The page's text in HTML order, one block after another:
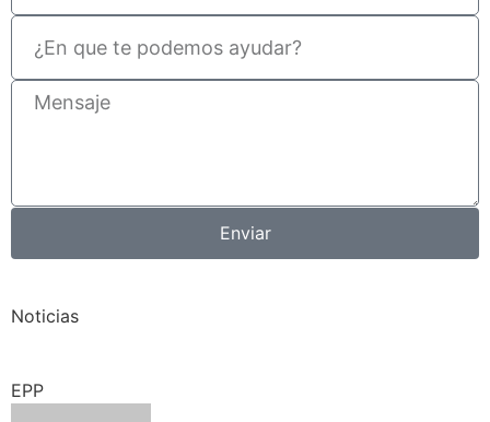
Enviar
Noticias
EPP